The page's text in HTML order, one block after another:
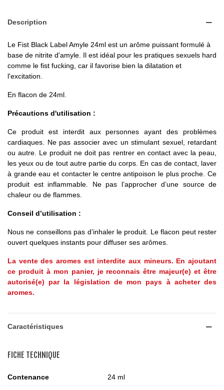
Description
Le Fist Black Label Amyle 24ml est un arôme puissant formulé à
base de nitrite d'amyle. Il est idéal pour les pratiques sexuels hard
comme le fist fucking, car il favorise bien la dilatation et
l'excitation.
En flacon de 24ml.
Précautions d'utilisation :
Ce produit est interdit aux personnes ayant des problèmes
cardiaques. Ne pas associer avec un stimulant sexuel, retardant
ou autre. Le produit ne doit pas rentrer en contact avec la peau,
les yeux ou de tout autre partie du corps. En cas de contact, laver
à grande eau et contacter le centre antipoison le plus proche. Ce
produit est inflammable. Ne pas l’approcher d’une source de
chaleur ou de flammes.
Conseil d’utilisation :
Nous ne conseillons pas d’inhaler le produit. Le flacon peut rester
ouvert quelques instants pour diffuser ses arômes.
La vente des aromes est interdite aux mineurs. En ajoutant
ce produit à mon panier, je reconnais être majeur(e) et être
autorisé(e) par la législation de mon pays à acheter des
aromes.
Caractéristiques
FICHE TECHNIQUE
Contenance 24 ml